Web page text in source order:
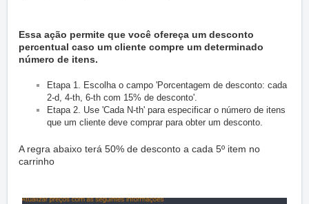
Essa ação permite que você ofereça um desconto
percentual caso um cliente compre um determinado
número de itens.
Etapa 1. Escolha o campo 'Porcentagem de desconto: cada
2-d, 4-th, 6-th com 15% de desconto'.
Etapa 2. Use 'Cada N-th' para especificar o número de itens
que um cliente deve comprar para obter um desconto.
A regra abaixo terá 50% de desconto a cada 5º item no
carrinho